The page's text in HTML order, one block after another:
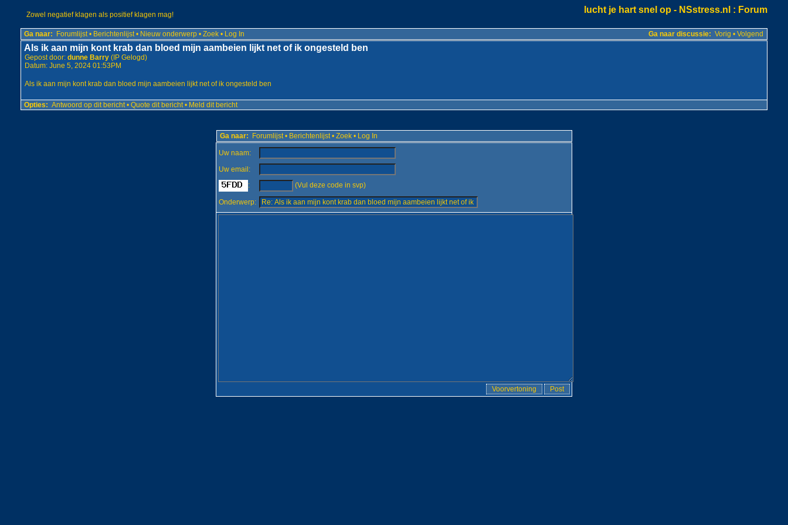
lucht je hart snel op - NSstress.nl : Forum
Zowel negatief klagen als positief klagen mag!
Ga naar discussie: Vorig • Volgend
Ga naar: Forumlijst • Berichtenlijst • Nieuw onderwerp • Zoek • Log In
Als ik aan mijn kont krab dan bloed mijn aambeien lijkt net of ik ongesteld ben
Gepost door: dunne Barry(IP Gelogd)
Datum: June 5, 2024 01:53PM
Als ik aan mijn kont krab dan bloed mijn aambeien lijkt net of ik ongesteld ben
Opties: Antwoord op dit bericht • Quote dit bericht • Meld dit bericht
Ga naar: Forumlijst • Berichtenlijst • Zoek • Log In
Uw naam:
Uw email:
:
(Vul deze code in svp)
Onderwerp: